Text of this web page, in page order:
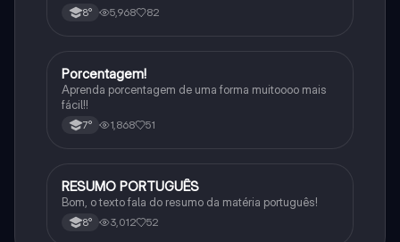
8° 5,968 82
Matematica
Porcentagem!
Aprenda porcentagem de uma forma muitoooo mais
fácil!!
7° 1,868 51
Português
RESUMO PORTUGUÊS
Bom, o texto fala do resumo da matéria português!
8° 3,012 52